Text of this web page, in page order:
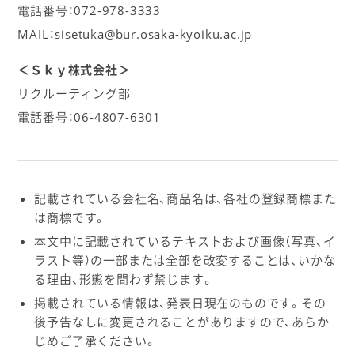
電話番号：072-978-3333
MAIL：sisetuka@bur.osaka-kyoiku.ac.jp
＜Ｓｋｙ株式会社＞
リクルーティング部
電話番号：06-4807-6301
記載されている会社名、商品名は、各社の登録商標また
は商標です。
本文中に記載されているテキストおよび画像（写真、イ
ラスト等）の一部または全部を改変することは、いかな
る理由、形態を問わず禁じます。
掲載されている情報は、発表日現在のものです。その
後予告なしに変更されることがありますので、あらか
じめご了承ください。